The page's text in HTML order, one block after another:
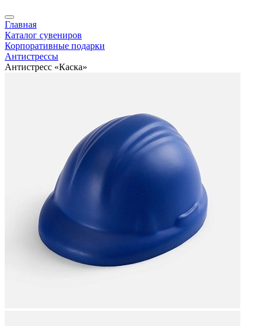
Главная
Каталог сувениров
Корпоративные подарки
Антистрессы
Антистресс «Каска»